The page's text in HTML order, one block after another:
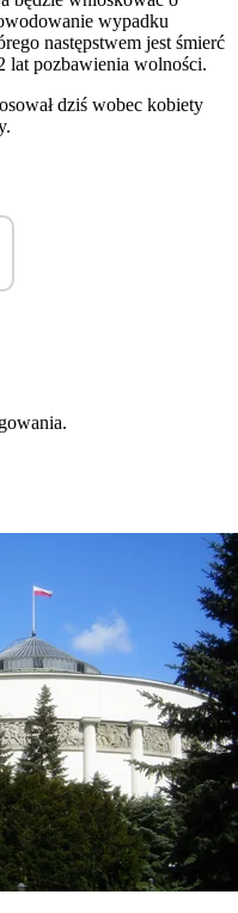
wypadku
następstwem jest śmierć
lat pozbawienia wolności.
dziś wobec kobiety